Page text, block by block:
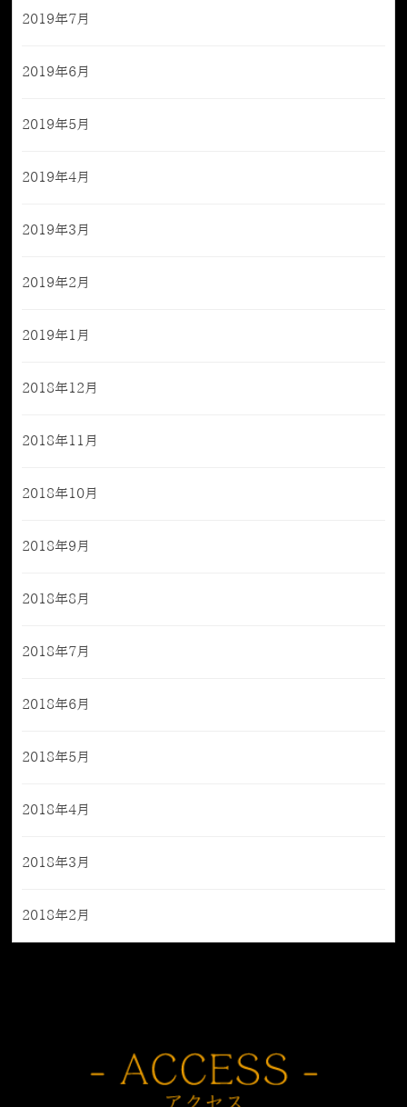
2019年7月
2019年6月
2019年5月
2019年4月
2019年3月
2019年2月
2019年1月
2018年12月
2018年11月
2018年10月
2018年9月
2018年8月
2018年7月
2018年6月
2018年5月
2018年4月
2018年3月
2018年2月